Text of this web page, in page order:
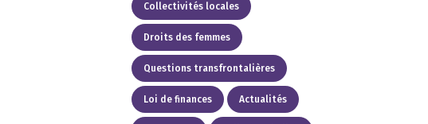
Collectivités locales
Droits des femmes
Questions transfrontalières
Loi de finances Actualités